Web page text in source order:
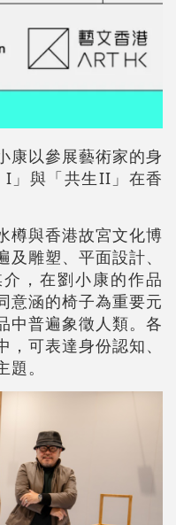
康以參展藝術家的身
」與「共生II」在香
樽與香港故宮文化博
雕塑、平面設計、
，在劉小康的作品
意涵的椅子為重要元
中普遍象徵人類。各
可表達身份認知、
。